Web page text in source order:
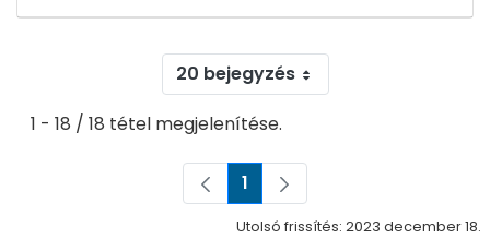
20 bejegyzés
1 - 18 / 18 tétel megjelenítése.
Oldal
1
Utolsó frissítés: 2023 december 18.